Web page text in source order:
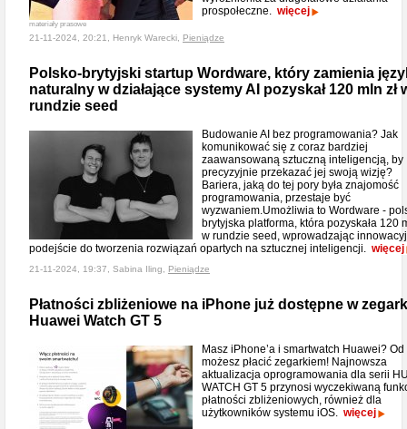
materiały prasowe
prospołeczne. więcej
21-11-2024, 20:21, Henryk Warecki, Pieniądze
Polsko-brytyjski startup Wordware, który zamienia
naturalny w działające systemy AI pozyskał 120 mln zł
rundzie seed
Budowanie AI bez programowania? Jak
komunikować się z coraz bardziej
zaawansowaną sztuczną inteligencją, by
precyzyjnie przekazać jej swoją wizję?
Bariera, jaką do tej pory była znajomość
programowania, przestaje być
wyzwaniem.Umożliwia to Wordware -
brytyjska platforma, która pozyskała 120
w rundzie seed, wprowadzając
podejście do tworzenia rozwiązań opartych na sztucznej inteligencji. więcej
21-11-2024, 19:37, Sabina Iling, Pieniądze
Płatności zbliżeniowe na iPhone już dostępne w
Huawei Watch GT 5
Masz iPhone’a i smartwatch Huawei? Od
możesz płacić zegarkiem! Najnowsza
aktualizacja oprogramowania dla serii
WATCH GT 5 przynosi wyczekiwaną
płatności zbliżeniowych, również dla
użytkowników systemu iOS. więcej